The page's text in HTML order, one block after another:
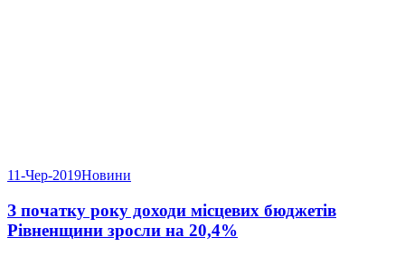
11-Чер-2019Новини
З початку року доходи місцевих бюджетів
Рівненщини зросли на 20,4%